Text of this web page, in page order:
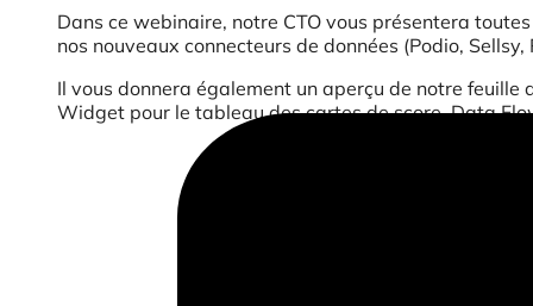
Dans ce webinaire, notre CTO vous présentera
nos nouveaux connecteurs de données (Podio,
Il vous donnera également un aperçu de notre
Widget pour le tableau des cartes de score, Data